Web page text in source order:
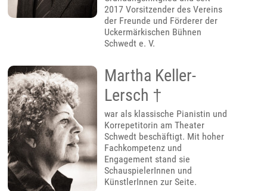
2017 Vorsitzender des Vereins
der Freunde und Förderer der
Uckermärkischen Bühnen
Schwedt e. V.
Martha Keller-
Lersch †
war als klassische Pianistin und
Korrepetitorin am Theater
Schwedt beschäftigt. Mit hoher
Fachkompetenz und
Engagement stand sie
SchauspielerInnen und
KünstlerInnen zur Seite.